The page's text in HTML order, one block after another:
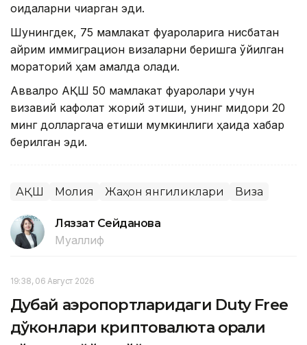
қоидаларни чиқарган эди.
Шунингдек, 75 мамлакат фуқароларига нисбатан
айрим иммиграцион визаларни беришга қўйилган
мораторий ҳам амалда қолади.
Аввалроқ АҚШ 50 мамлакат фуқаролари учун
визавий кафолат жорий этиши, унинг миқдори 20
минг долларгача етиши мумкинлиги ҳақида хабар
берилган эди.
АҚШ Молия Жаҳон янгиликлари Виза
Ляззат Сейданова
Муаллиф
19:38, 06 Август 2026
Дубай аэропортларидаги Duty Free
дўконлари криптовалюта орқали